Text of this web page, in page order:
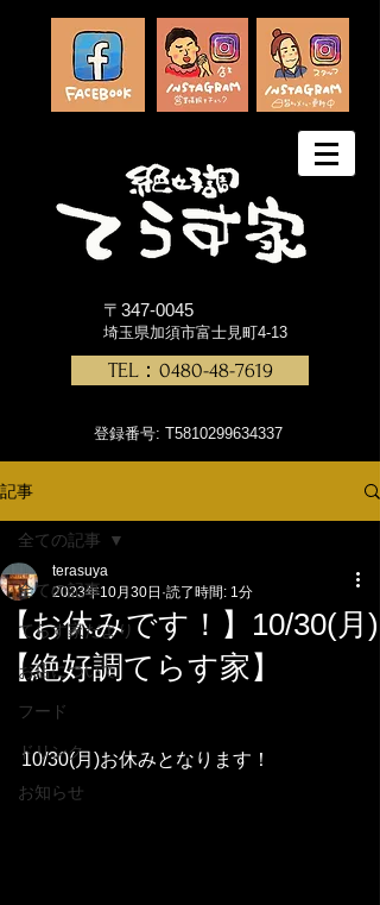
〒347-0045
埼玉県加須市富士見町4-13
TEL：0480-48-7619
登録番号: T5810299634337
記事
全ての記事
てらす家だより
お店について
フード
ドリンク
お知らせ
全ての記事
【お休みです！】10/30(月)
【絶好調てらす家】
terasuya
2023年10月30日 読了時間: 1分
10/30(月)お休みとなります！